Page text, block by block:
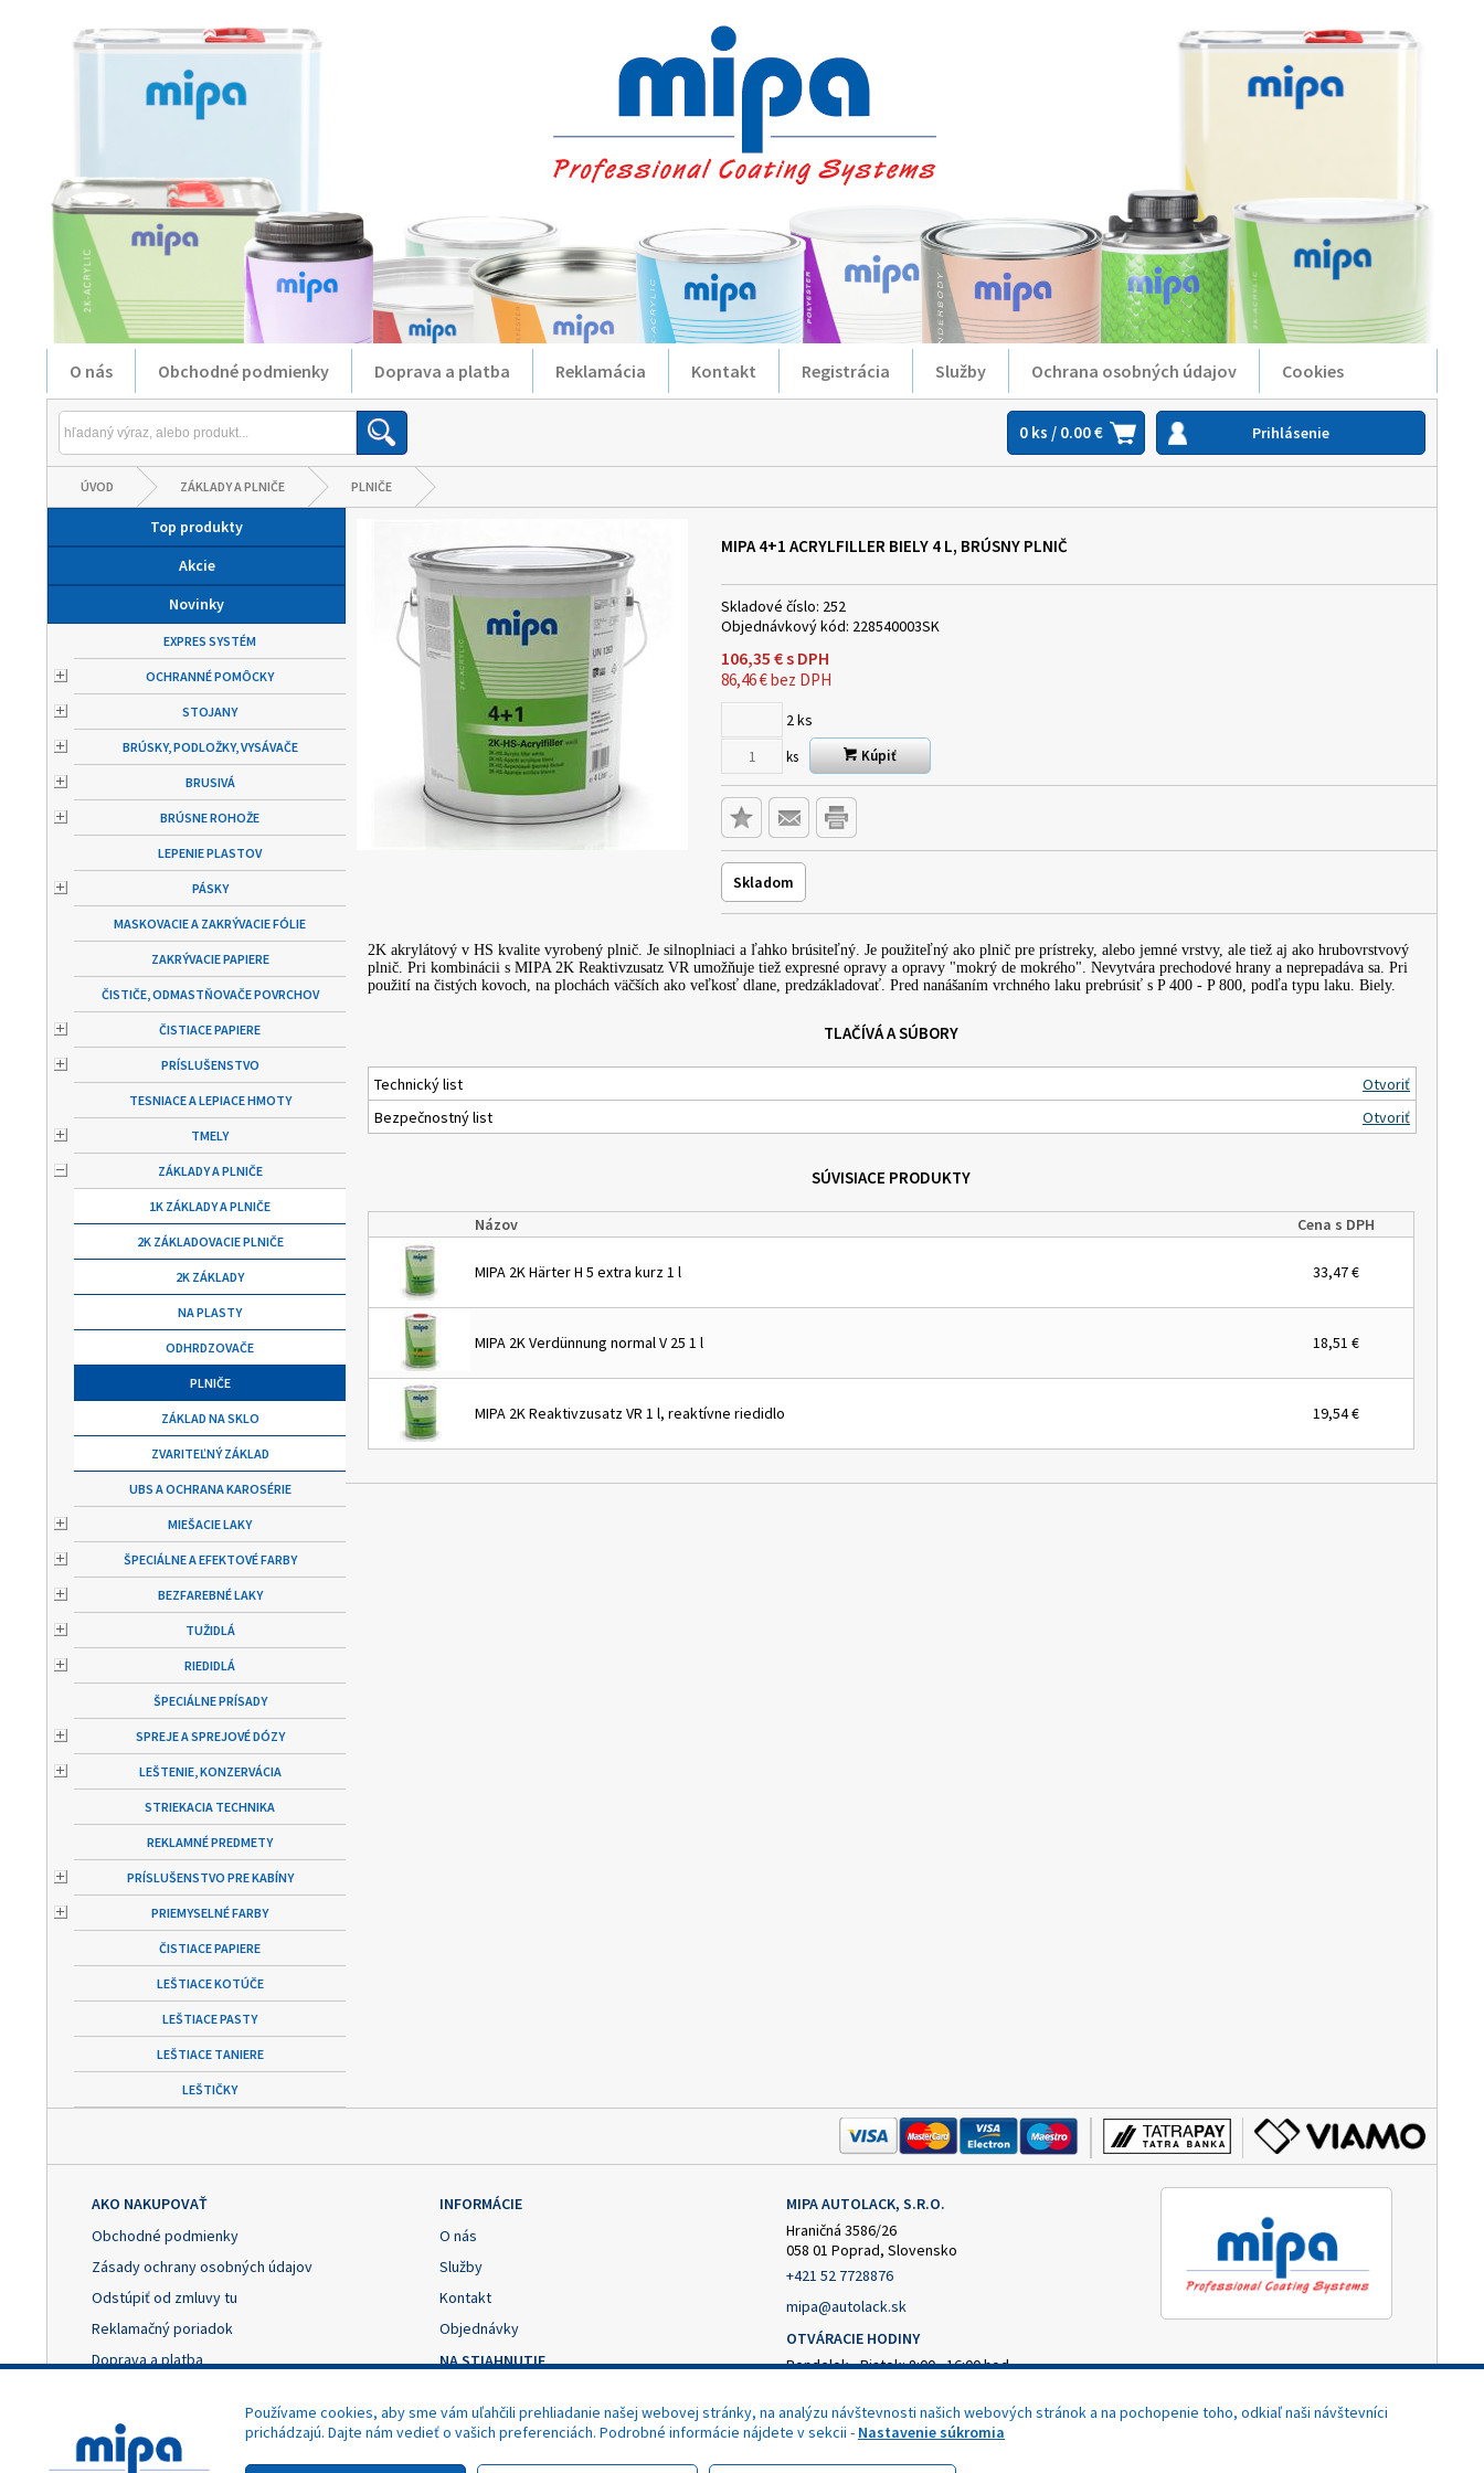
O nás Obchodné podmienky Doprava a platba Reklamácia Kontakt Registrácia Služby Ochrana osobných údajov Cookies
0 ks / 0.00 € Prihlásenie
ÚVOD ZÁKLADY A PLNIČE PLNIČE
Top produkty
Akcie
Novinky
EXPRES SYSTÉM
OCHRANNÉ POMÔCKY
STOJANY
BRÚSKY, PODLOŽKY, VYSÁVAČE
BRUSIVÁ
BRÚSNE ROHOŽE
LEPENIE PLASTOV
PÁSKY
MASKOVACIE A ZAKRÝVACIE FÓLIE
ZAKRÝVACIE PAPIERE
ČISTIČE, ODMASTŇOVAČE POVRCHOV
ČISTIACE PAPIERE
PRÍSLUŠENSTVO
TESNIACE A LEPIACE HMOTY
TMELY
ZÁKLADY A PLNIČE
1K ZÁKLADY A PLNIČE
2K ZÁKLADOVACIE PLNIČE
2K ZÁKLADY
NA PLASTY
ODHRDZOVAČE
PLNIČE
ZÁKLAD NA SKLO
ZVARITEĽNÝ ZÁKLAD
UBS A OCHRANA KAROSÉRIE
MIEŠACIE LAKY
ŠPECIÁLNE A EFEKTOVÉ FARBY
BEZFAREBNÉ LAKY
TUŽIDLÁ
RIEDIDLÁ
ŠPECIÁLNE PRÍSADY
SPREJE A SPREJOVÉ DÓZY
LEŠTENIE, KONZERVÁCIA
STRIEKACIA TECHNIKA
REKLAMNÉ PREDMETY
PRÍSLUŠENSTVO PRE KABÍNY
PRIEMYSELNÉ FARBY
ČISTIACE PAPIERE
LEŠTIACE KOTÚČE
LEŠTIACE PASTY
LEŠTIACE TANIERE
LEŠTIČKY
MIPA 4+1 ACRYLFILLER BIELY 4 L, BRÚSNY PLNIČ
Skladové číslo: 252
Objednávkový kód: 228540003SK
106,35 €s DPH
86,46€bez DPH
2 ks
ks Kúpiť
Skladom
2K akrylátový v HS kvalite vyrobený plnič. Je silnoplniaci a ľahko brúsiteľný. Je použiteľný ako plnič pre prístreky, alebo jemné vrstvy, ale tiež aj ako hrubovrstvový
plnič. Pri kombinácii s MIPA 2K Reaktivzusatz VR umožňuje tiež expresné opravy a opravy "mokrý de mokrého". Nevytvára prechodové hrany a neprepadáva sa. Pri
použití na čistých kovoch, na plochách väčších ako veľkosť dlane, predzákladovať. Pred nanášaním vrchného laku prebrúsiť s P 400 - P 800, podľa typu laku. Biely.
TLAČÍVÁ A SÚBORY
Technický list
Otvoriť
Bezpečnostný list
Otvoriť
SÚVISIACE PRODUKTY
Názov Cena s DPH
MIPA 2K Härter H 5 extra kurz 1 l 33,47 €
MIPA 2K Verdünnung normal V 25 1 l 18,51 €
MIPA 2K Reaktivzusatz VR 1 l, reaktívne riedidlo 19,54 €
AKO NAKUPOVAŤ
Obchodné podmienky
Zásady ochrany osobných údajov
Odstúpiť od zmluvy tu
Reklamačný poriadok
Doprava a platba
Nastavenie cookies
INFORMÁCIE
O nás
Služby
Kontakt
Objednávky
NA STIAHNUTIE
Odstúpenie od zmluvy
MIPA AUTOLACK, S.R.O.
Hraničná 3586/26
058 01 Poprad, Slovensko
+421 52 7728876
mipa@autolack.sk
OTVÁRACIE HODINY
Pondelok - Piatok: 8:00 - 16:00 hod.
Používame cookies, aby sme vám uľahčili prehliadanie našej webovej stránky, na analýzu návštevnosti našich webových stránok a na pochopenie toho, odkiaľ naši návštevníci
prichádzajú. Dajte nám vedieť o vašich preferenciách. Podrobné informácie nájdete v sekcii - Nastavenie súkromia